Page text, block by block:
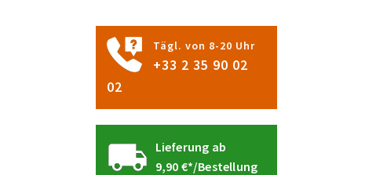
Tägl. von 8-20 Uhr
+33 2 35 90 02
02
Lieferung ab
9,90 €*/Bestellung